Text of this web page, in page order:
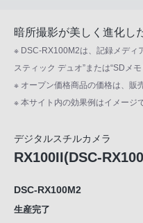
暗所撮影が美しく進化し
※ DSC-RX100M2は、記録メディ
スティック デュオ”または“SDメ
※ オープン価格商品の価格は、販
※ 本サイト内の効果例はイメージ
デジタルスチルカメラ
RX100II(DSC-
DSC-RX100M2
生産完了